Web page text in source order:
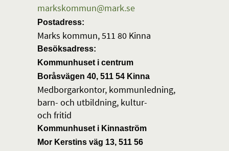
markskommun@mark.se
Postadress:
Marks kommun, 511 80 Kinna
Besöksadress:
Kommunhuset i centrum
Boråsvägen 40, 511 54 Kinna
Medborgarkontor, kommunledning,
barn- och utbildning, kultur-
och fritid
Kommunhuset i Kinnaström
Mor Kerstins väg 13, 511 56